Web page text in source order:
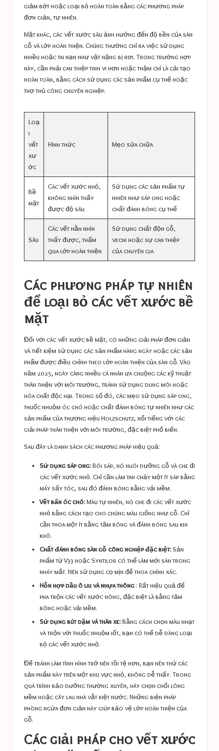
giảm bớt hoặc loại bỏ hoàn toàn bằng các phương pháp
đơn giản, tự nhiên.
Mặt khác, các vết xước sâu ảnh hưởng đến độ bền của sàn
gỗ và lớp hoàn thiện. Chúng thường chỉ ra việc sử dụng
nhiều hoặc tai nạn như vật nặng bị rơi. Trong trường hợp
này, cần phải can thiệp tinh vi hơn hoặc thậm chí là cải tạo
hoàn toàn, bằng cách sử dụng các sản phẩm cụ thể hoặc
thợ thủ công chuyên nghiệp.
Loạ
i
vết
xư
ớc
Hình thức Mẹo sửa chữa
Bề
mặt
Các vết xước nhỏ,
không nhìn thấy
được độ sâu
Sử dụng các sản phẩm tự
nhiên như sáp ong hoặc
chất đánh bóng cụ thể
Sâu
Các vết hằn nhìn
thấy được, thấm
qua lớp hoàn thiện
Sử dụng chất độn gỗ,
vecni hoặc sự can thiệp
của chuyên gia
Các phương pháp tự nhiên
để loại bỏ các vết xước bề
mặt
Đối với các vết xước bề mặt, có những giải pháp đơn giản
và tiết kiệm sử dụng các sản phẩm hàng ngày hoặc các sản
phẩm được điều chỉnh theo lớp hoàn thiện của sàn gỗ. Vào
năm 2025, ngày càng nhiều cá nhân ưa chuộng các kỹ thuật
thân thiện với môi trường, tránh sử dụng dung môi hoặc
hóa chất độc hại. Trong số đó, các mẹo sử dụng sáp ong,
thuốc nhuộm óc chó hoặc chất đánh bóng tự nhiên như các
sản phẩm của thương hiệu Holzschutz, nổi tiếng với các
giải pháp thân thiện với môi trường, đặc biệt phổ biến.
Sau đây là danh sách các phương pháp hiệu quả:
Sử dụng sáp ong:Bôi sáp, nó nuôi dưỡng gỗ và che đi
các vết xước nhỏ. Chỉ cần làm tan chảy một ít sáp bằng
máy sấy tóc, sau đó đánh bóng bằng vải mềm.
Vết bẩn óc chó:Màu tự nhiên, nó che đi các vết xước
nhỏ bằng cách tạo cho chúng màu giống như gỗ. Chỉ
cần thoa một ít bằng tăm bông và đánh bóng sau khi
khô.
Chất đánh bóng sàn gỗ công nghiệp đặc biệt: Sản
phẩm từ V33 hoặc Syntilor có thể làm mới sàn trong
nháy mắt. Nên sử dụng cọ mịn để thoa chính xác.
Hỗn hợp dầu ô liu và nhựa thông : Rất hiệu quả để
pha trộn các vết xước nông, đặc biệt là bằng tăm
bông hoặc vải mềm.
Sử dụng bút dặm vá thân xe:Bằng cách chọn màu nhạt
và trộn với thuốc nhuộm iốt, bạn có thể dễ dàng loại
bỏ các vết xước nhỏ.
Để tránh làm tình hình trở nên tồi tệ hơn, bạn nên thử các
sản phẩm này trên một khu vực nhỏ, không dễ thấy. Trong
quá trình bảo dưỡng thường xuyên, hãy chọn chổi lông
mềm hoặc cây lau nhà vắt kiệt nước. Những biện pháp
phòng ngừa đơn giản này giúp bảo vệ lớp hoàn thiện của
gỗ.
Các giải pháp cho vết xước